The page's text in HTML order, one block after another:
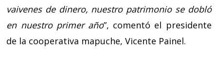
vaivenes de dinero, nuestro patrimonio se dobló
en nuestro primer año”, comentó el presidente
de la cooperativa mapuche, Vicente Painel.